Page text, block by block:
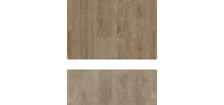
ES427
Arizona oak